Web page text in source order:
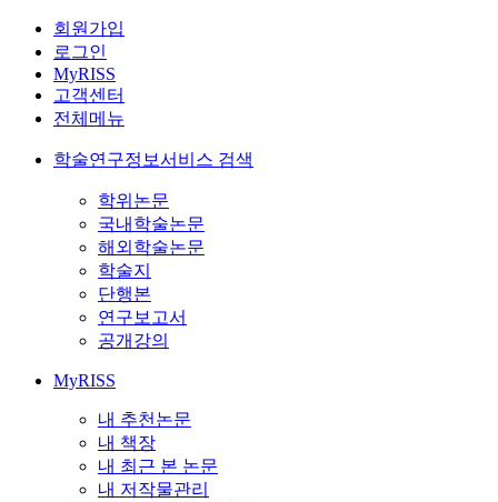
회원가입
로그인
MyRISS
고객센터
전체메뉴
학술연구정보서비스 검색
학위논문
국내학술논문
해외학술논문
학술지
단행본
연구보고서
공개강의
MyRISS
내 추천논문
내 책장
내 최근 본 논문
내 저작물관리